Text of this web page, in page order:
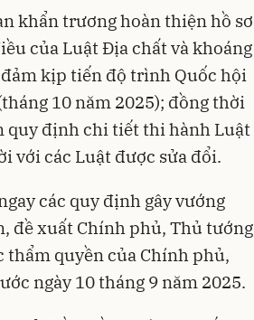
khẩn trương hoàn thiện hồ sơ
của Luật Địa chất và khoáng
đảm kịp tiến độ trình Quốc hội
10 năm 2025); đồng thời
quy định chi tiết thi hành Luật
với các Luật được sửa đổi.
các quy định gây vướng
đề xuất Chính phủ, Thủ tướng
thẩm quyền của Chính phủ,
ngày 10 tháng 9 năm 2025.